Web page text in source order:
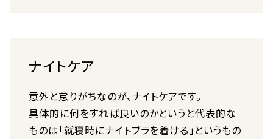
ナイトケア
意外と怠りがちなのが、ナイトケアです。
具体的に何をすれば良いのかというと代表的な
ものは「就寝時にナイトブラを着ける」というもの